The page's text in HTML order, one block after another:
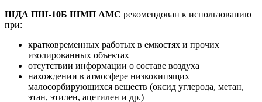
ШДА ПШ-10Б ШМП АМС рекомендован к использованию
при:
кратковременных работых в емкостях и прочих
изолированных объектах
отсутствии информации о составе воздуха
нахождении в атмосфере низкокипящих
малосорбирующихся веществ (оксид углерода, метан,
этан, этилен, ацетилен и др.)